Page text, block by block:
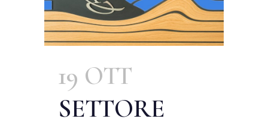
19 OTT
SETTORE